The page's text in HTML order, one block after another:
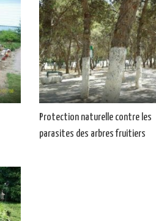
Protection naturelle contre les
parasites des arbres fruitiers